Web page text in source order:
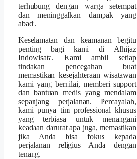
terhubung dengan warga setempat
dan meninggalkan dampak yang
abadi.
Keselamatan dan keamanan begitu
penting bagi kami di Alhijaz
Indowisata. Kami ambil setiap
tindakan pencegahan buat
memastikan kesejahteraan wisatawan
kami yang bernilai, memberi support
dan bantuan medis yang mendalam
sepanjang perjalanan. Percayalah,
kami punya tim professional khusus
yang terbiasa untuk menangani
keadaan darurat apa juga, memastikan
jika Anda bisa fokus kepada
perjalanan religius Anda dengan
tenang.